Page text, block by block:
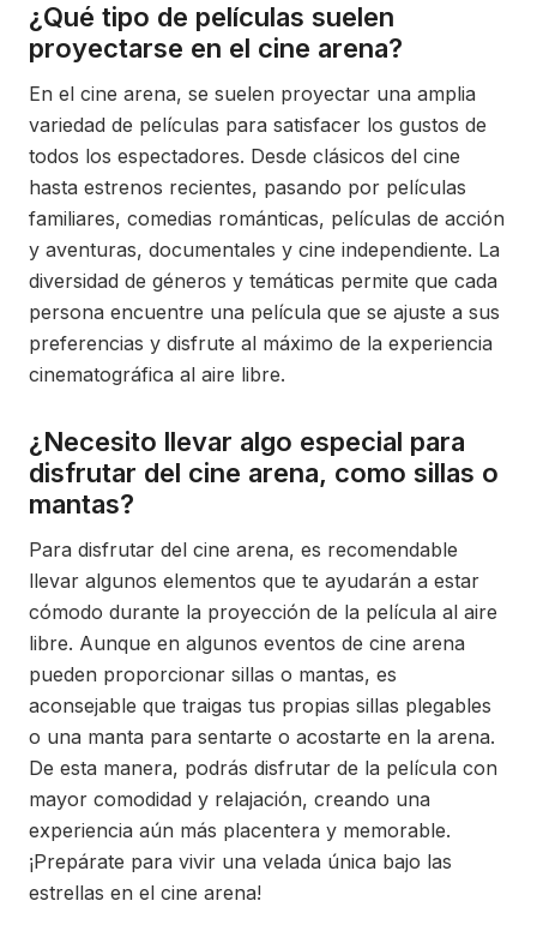
¿Qué tipo de películas suelen
proyectarse en el cine arena?
En el cine arena, se suelen proyectar una amplia
variedad de películas para satisfacer los gustos de
todos los espectadores. Desde clásicos del cine
hasta estrenos recientes, pasando por películas
familiares, comedias románticas, películas de acción
y aventuras, documentales y cine independiente. La
diversidad de géneros y temáticas permite que cada
persona encuentre una película que se ajuste a sus
preferencias y disfrute al máximo de la experiencia
cinematográfica al aire libre.
¿Necesito llevar algo especial para
disfrutar del cine arena, como sillas o
mantas?
Para disfrutar del cine arena, es recomendable
llevar algunos elementos que te ayudarán a estar
cómodo durante la proyección de la película al aire
libre. Aunque en algunos eventos de cine arena
pueden proporcionar sillas o mantas, es
aconsejable que traigas tus propias sillas plegables
o una manta para sentarte o acostarte en la arena.
De esta manera, podrás disfrutar de la película con
mayor comodidad y relajación, creando una
experiencia aún más placentera y memorable.
¡Prepárate para vivir una velada única bajo las
estrellas en el cine arena!